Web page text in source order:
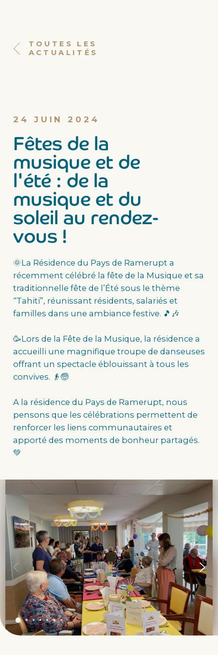
TOUTES LES
ACTUALITÉS
24 JUIN 2024
Fêtes de la
musique et de
l'été : de la
musique et du
soleil au rendez-
vous !
🌞La Résidence du Pays de Ramerupt a
récemment célébré la fête de la Musique et sa
traditionnelle fête de l’Été sous le thème
“Tahiti”, réunissant résidents, salariés et
familles dans une ambiance festive. 🎵🎶
🥳Lors de la Fête de la Musique, la résidence a
accueilli une magnifique troupe de danseuses
offrant un spectacle éblouissant à tous les
convives. 👴🧓
A la résidence du Pays de Ramerupt, nous
pensons que les célébrations permettent de
renforcer les liens communautaires et
apporté des moments de bonheur partagés.
💚